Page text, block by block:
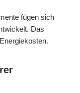
fügen sich
Das